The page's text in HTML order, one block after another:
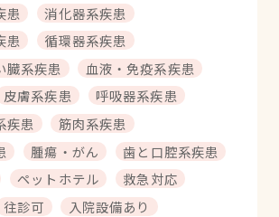
患
消化器系疾患
患
循環器系疾患
臓系疾患
血液・免疫系疾患
皮膚系疾患
呼吸器系疾患
疾患
筋肉系疾患
腫瘍・がん
歯と口腔系疾患
ペットホテル
救急対応
往診可
入院設備あり